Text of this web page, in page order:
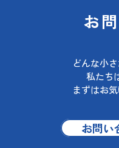
お
どんな小
私たち
まずはお
お問い